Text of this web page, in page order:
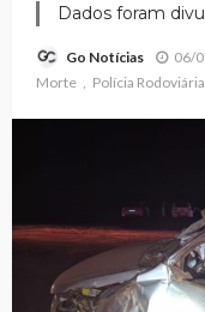
Dados foram
Go Notícias 06/
Morte
Polícia